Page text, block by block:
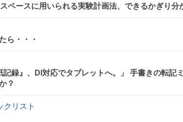
ペースに用いられる実験計画法、できるかぎり分
ら・・・
記録』、DI対応でタブレットへ。」 手書きの転記
？
クリスト